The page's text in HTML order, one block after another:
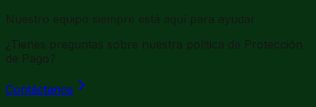
Nuestro equipo siempre está aquí para ayudar
¿Tienes preguntas sobre nuestra política de Protección
de Pago?
Contáctanos